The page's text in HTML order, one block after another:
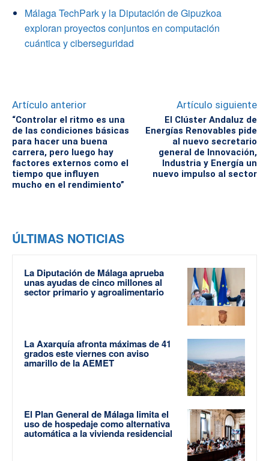
Málaga TechPark y la Diputación de Gipuzkoa
exploran proyectos conjuntos en computación
cuántica y ciberseguridad
Artículo anterior
“Controlar el ritmo es una
de las condiciones básicas
para hacer una buena
carrera, pero luego hay
factores externos como el
tiempo que influyen
mucho en el rendimiento”
Artículo siguiente
El Clúster Andaluz de
Energías Renovables pide
al nuevo secretario
general de Innovación,
Industria y Energía un
nuevo impulso al sector
ÚLTIMAS NOTICIAS
La Diputación de Málaga aprueba
unas ayudas de cinco millones al
sector primario y agroalimentario
La Axarquía afronta máximas de 41
grados este viernes con aviso
amarillo de la AEMET
El Plan General de Málaga limita el
uso de hospedaje como alternativa
automática a la vivienda residencial